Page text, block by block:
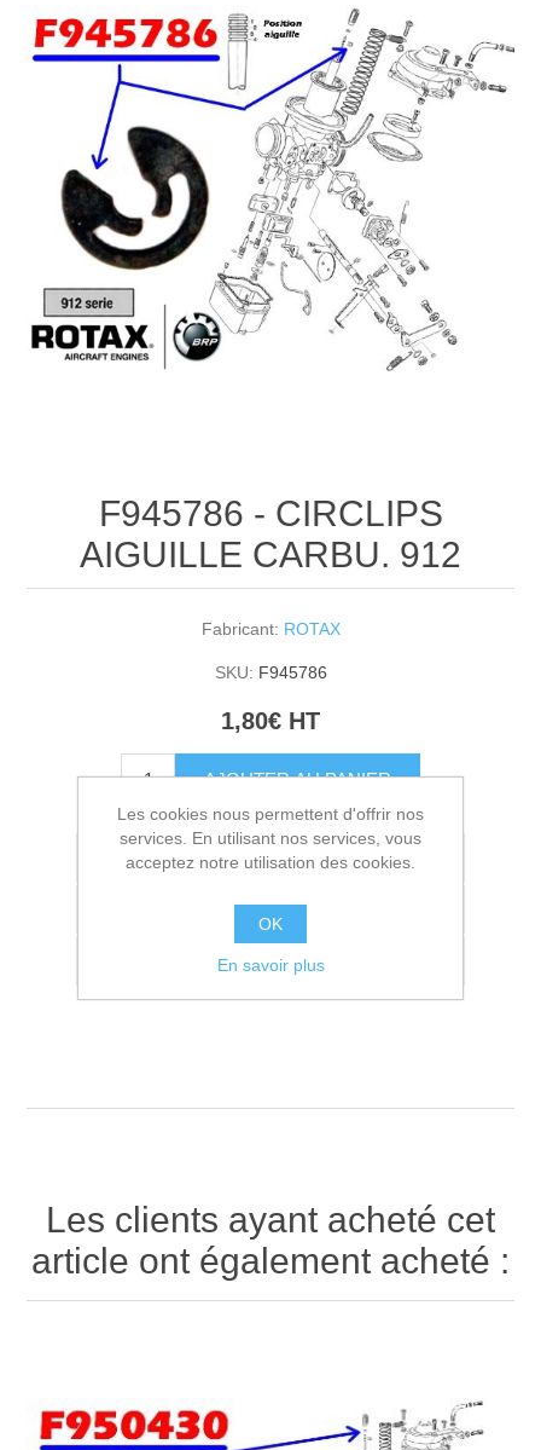
F945786 - CIRCLIPS
AIGUILLE CARBU. 912
Fabricant: ROTAX
SKU: F945786
1,80€ HT
AJOUTER AU PANIER
Ajouter à la liste de souhait
Ajouter à la liste de comparaison
Envoyer à un ami
Les clients ayant acheté cet
article ont également acheté :
Les cookies nous permettent d'offrir nos
services. En utilisant nos services, vous
acceptez notre utilisation des cookies.
OK
En savoir plus